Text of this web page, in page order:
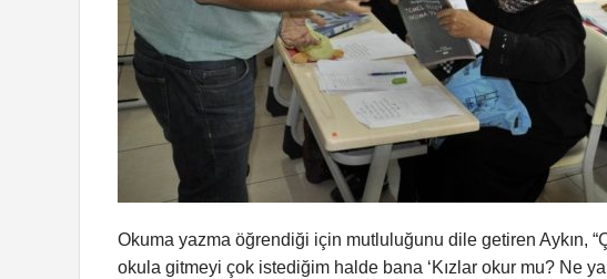
Okuma yazma öğrendiği için mutluluğunu dile getiren Aykın,
okula gitmeyi çok istediğim halde bana ‘Kızlar okur mu? Ne